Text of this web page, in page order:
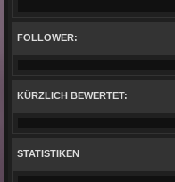
FOLLOWER:
KÜRZLICH BEWERTET:
STATISTIKEN